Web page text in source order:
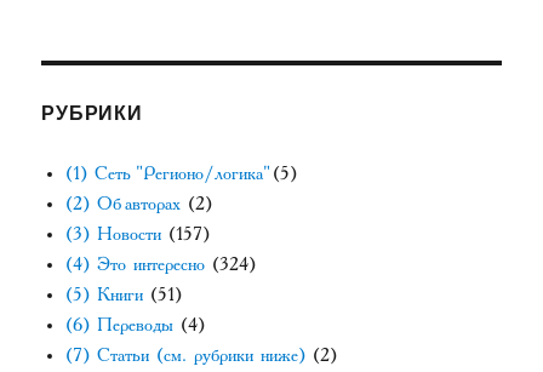
РУБРИКИ
(1) Сеть "Регионо/логика"(5)
(2) Об авторах (2)
(3) Новости (157)
(4) Это интересно (324)
(5) Книги (51)
(6) Переводы (4)
(7) Статьи (см. рубрики ниже) (2)